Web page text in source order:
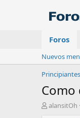
Foros
Nuevos
Principiantes
Como
A
alansitOh